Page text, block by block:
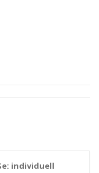
individuell